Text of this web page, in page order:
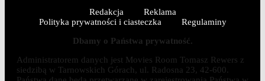
Redakcja
Reklama
Polityka prywatności i ciasteczka
Regulaminy
Dbamy o Państwa prywatność.
Administratorem danych jest Movies Room Tomasz Rewers z
siedzibą w Tarnowskich Górach, ul. Radosna 23, 42-600.